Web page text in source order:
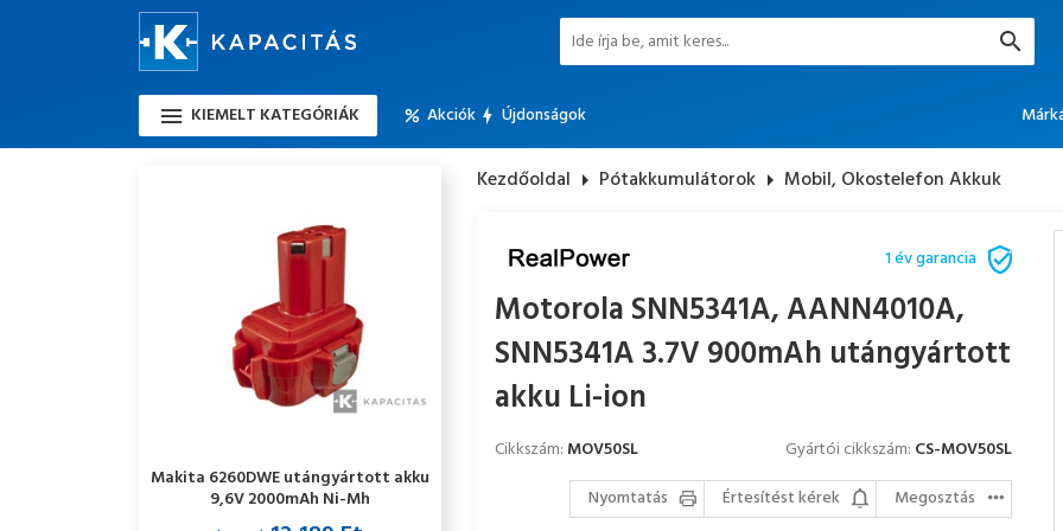
KIEMELT KATEGÓRIÁK Akciók Újdonságok
Makita 6260DWE utángyártott akku
9,6V 2000mAh Ni-Mh
Kezdőoldal arrow_right Pótakkumulátorok arrow_right Mobil, Okostelefon Akkuk
1 év garancia
Motorola SNN5341A, AANN4010A,
SNN5341A 3.7V 900mAh utángyártott
akku Li-ion
Cikkszám: MOV50SL Gyártói cikkszám: CS-MOV50SL
Nyomtatás
Értesítést kérek
Megosztás